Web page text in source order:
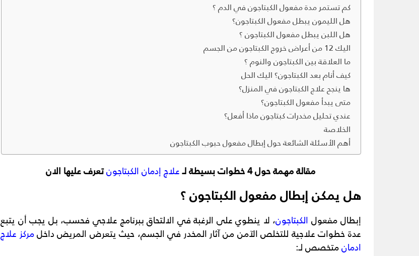
كم تستمر مدة مفعول الكبتاجون في الدم ؟
هل الليمون يبطل مفعول الكبتاجون؟
هل اللبن يبطل مفعول الكبتاجون ؟
اليك 12 من أعراض خروج الكبتاجون من الجسم
ما العلاقة بين الكبتاجون والنوم ؟
كيف أنام بعد الكبتاجون؟ اليك الحل
ها ينجح علاج الكبتاجون في المنزل؟
متى يبدأ مفعول الكبتاجون؟
عندي تحليل مخدرات كبتاجون ماذا أفعل؟
الخلاصة
أهم الأسئلة الشائعة حول إبطال مفعول حبوب الكبتاجون
مقالة مهمة حول 4 خطوات بسيطة لـ علاج إدمان الكبتاجونتعرف عليها الان
هل يمكن إبطال مفعول الكبتاجون ؟
إبطال مفعول الكبتاجون، لا ينطوي على الرغبة في الالتحاق ببرنامج علاجي فحسب، بل يجب أن يتبع
عدة خطوات علاجية للتخلص الآمن من آثار المخدر في الجسم، حيث يتعرض المريض داخلمركز علاج
ادمانمتخصص لـ: